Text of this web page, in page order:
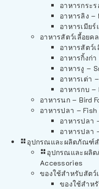
อาหารกระ
อาหารลิง –
อาหารเมีย
อาหารสัตว์เลี้อยค
อาหารสัตว์
อาหารกิ้งก่า
อาหารงู –
อาหารเต่า
อาหารกบ –
อาหารนก – Bird
อาหารปลา – Fish
อาหารปลา
อาหารปลา
อุปกรณและผลิตภัณฑ์ส
อุปกรณและผลิ
Accessories
ของใช้สำหรับสัตว์
ของใช้สำห